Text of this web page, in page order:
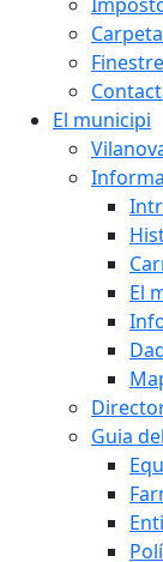
El municipi
El
Guia